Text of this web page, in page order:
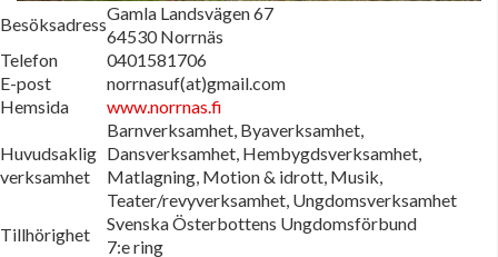
Besöksadress
Gamla Landsvägen 67
64530 Norrnäs
Telefon
0401581706
E-post
norrnasuf(at)gmail.com
Hemsida
www.norrnas.fi
Huvudsaklig
verksamhet
Barnverksamhet, Byaverksamhet,
Dansverksamhet, Hembygdsverksamhet,
Matlagning, Motion & idrott, Musik,
Teater/revyverksamhet, Ungdomsverksamhet
Tillhörighet
Svenska Österbottens Ungdomsförbund
7:e ring